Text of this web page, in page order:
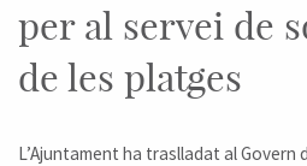
per al servei de
de les platges
L’Ajuntament ha traslladat al Govern